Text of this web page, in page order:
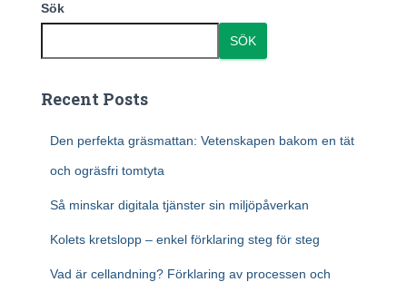
Sök
SÖK
Recent Posts
Den perfekta gräsmattan: Vetenskapen bakom en tät
och ogräsfri tomtyta
Så minskar digitala tjänster sin miljöpåverkan
Kolets kretslopp – enkel förklaring steg för steg
Vad är cellandning? Förklaring av processen och